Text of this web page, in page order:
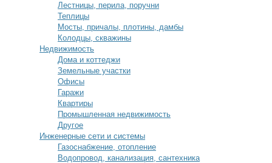
Лестницы, перила, поручни
Теплицы
Мосты, причалы, плотины, дамбы
Колодцы, скважины
Недвижимость
Дома и коттеджи
Земельные участки
Офисы
Гаражи
Квартиры
Промышленная недвижимость
Другое
Инженерные сети и системы
Газоснабжение, отопление
Водопровод, канализация, сантехника